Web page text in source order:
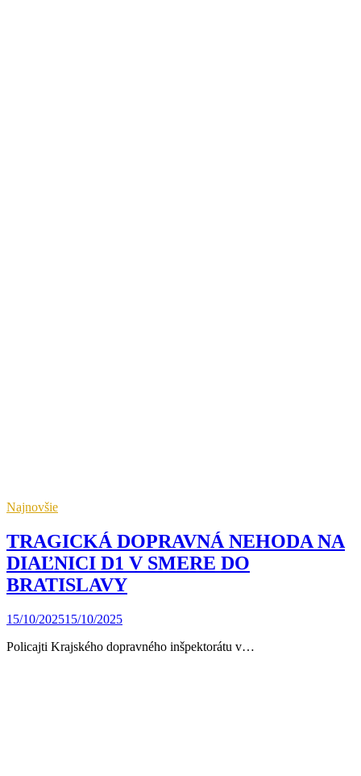
Najnovšie
TRAGICKÁ DOPRAVNÁ NEHODA NA
DIAĽNICI D1 V SMERE DO
BRATISLAVY
15/10/202515/10/2025
Policajti Krajského dopravného inšpektorátu v…